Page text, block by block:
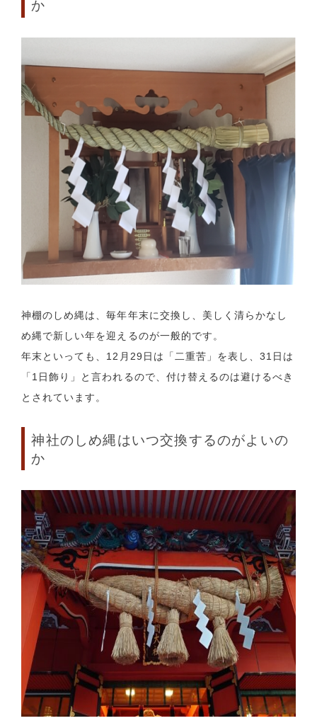
か
神棚のしめ縄は、毎年年末に交換し、美しく清らかなし
め縄で新しい年を迎えるのが一般的です。
年末といっても、12月29日は「二重苦」を表し、31日は
「1日飾り」と言われるので、付け替えるのは避けるべき
とされています。
神社のしめ縄はいつ交換するのがよいの
か